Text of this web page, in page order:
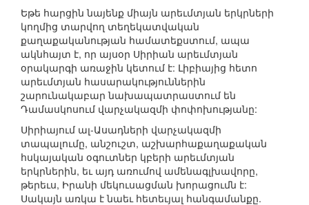
Եթե հարցին նայենք միայն արեւմտյան երկրների
կողմից տարվող տեղեկատվական
քաղաքականության համատեքստում, ապա
ակնհայտ է, որ այսօր Սիրիան արեւմտյան
օրակարգի առաջին կետում է: Լիբիայից հետո
արեւմտյան հասարակություններին
շարունակաբար նախապատրաստում են
Դամասկոսում վարչակազմի փոփոխությանը:
Սիրիայում ալ-Ասադների վարչակազմի
տապալումը, անշուշտ, աշխարհաքաղաքական
հսկայական օգուտներ կբերի արեւմտյան
երկրներին, եւ այդ առումով ամենագլխավորը,
թերեւս, Իրանի մեկուսացման խորացումն է:
Սակայն առկա է նաեւ հետեւյալ հանգամանքը.